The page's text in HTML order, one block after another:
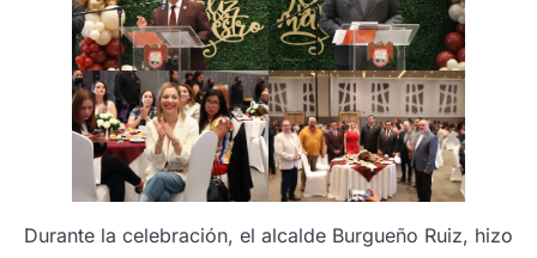
Durante la celebración, el alcalde Burgueño Ruiz, hizo